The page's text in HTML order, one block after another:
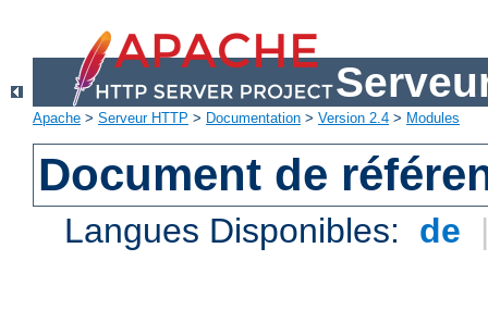
Apache > Serveur HTTP > Documentation > Version 2.4 > Modules
Document de
Langues Disponibles: de